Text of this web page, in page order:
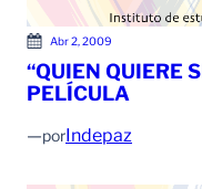
Abr 2, 2009
“QUIEN QUIERE
PELÍCULA
—porIndepaz